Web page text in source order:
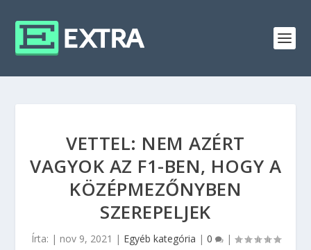
VETTEL: NEM AZÉRT
VAGYOK AZ F1-BEN, HOGY A
KÖZÉPMEZŐNYBEN
SZEREPELJEK
Írta: | nov 9, 2021 | Egyéb kategória | 0 |